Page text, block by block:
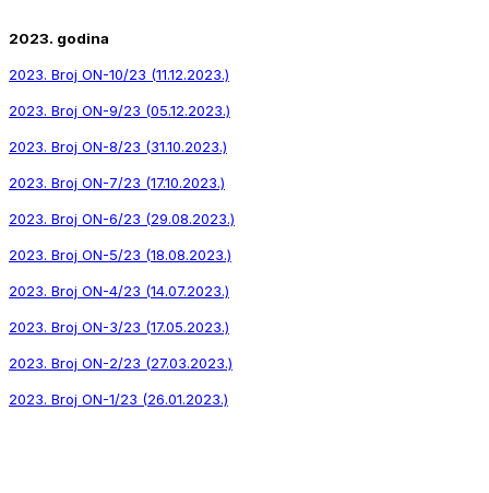
2023. godina
2023. Broj ON-10/23 (11.12.2023.)
2023. Broj ON-9/23 (05.12.2023.)
2023. Broj ON-8/23 (31.10.2023.)
2023. Broj ON-7/23 (17.10.2023.)
2023. Broj ON-6/23 (29.08.2023.)
2023. Broj ON-5/23 (18.08.2023.)
2023. Broj ON-4/23 (14.07.2023.)
2023. Broj ON-3/23 (17.05.2023.)
2023. Broj ON-2/23 (27.03.2023.)
2023. Broj ON-1/23 (26.01.2023.)